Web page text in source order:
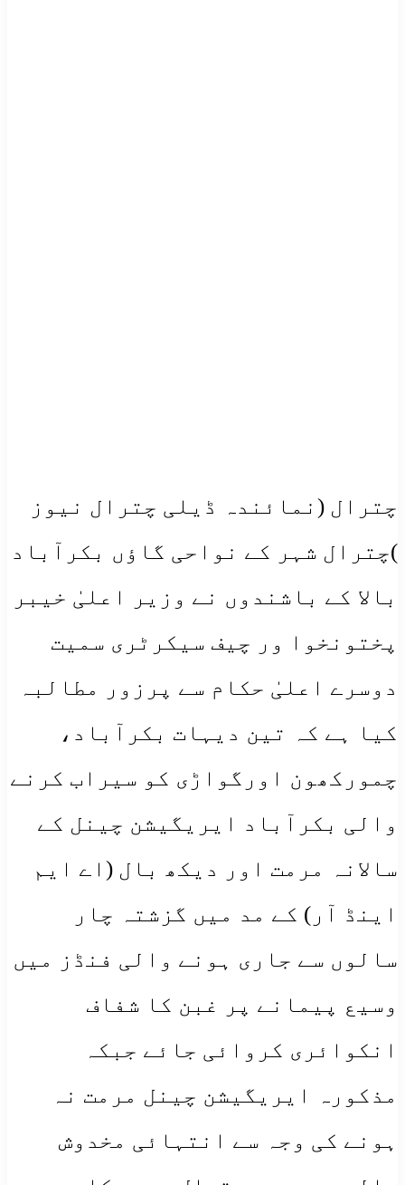
چترال (نمائندہ ڈیلی چترال نیوز
)چترال شہر کے نواحی گاؤں بکرآباد
بالا کے باشندوں نے وزیر اعلیٰ خیبر
پختونخوا ور چیف سیکرٹری سمیت
دوسرے اعلیٰ حکام سے پرزور مطالبہ
کیا ہے کہ تین دیہات بکرآباد،
چمورکھون اورگواڑی کو سیراب کرنے
والی بکرآباد ایریگیشن چینل کے
سالانہ مرمت اور دیکھ بال (اے ایم
اینڈ آر) کے مد میں گزشتہ چار
سالوں سے جاری ہونے والی فنڈز میں
وسیع پیمانے پر غبن کا شفاف
انکوائری کروائی جائے جبکہ
مذکورہ ایریگیشن چینل مرمت نہ
ہونے کی وجہ سے انتہائی مخدوش